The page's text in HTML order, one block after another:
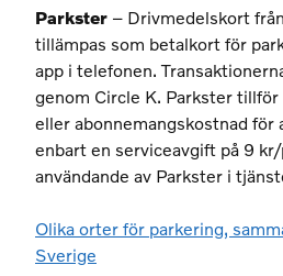
Parkster – Drivmedelskort
tillämpas som betalkort för
app i telefonen.
genom Circle K. Parkster
eller abonnemangskostnad för
enbart en serviceavgift på 9
användande av Parkster i
Olika orter för parkering,
Sverige